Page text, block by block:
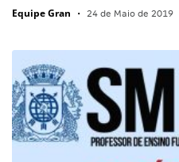
Equipe Gran • 24 de Maio de 2019